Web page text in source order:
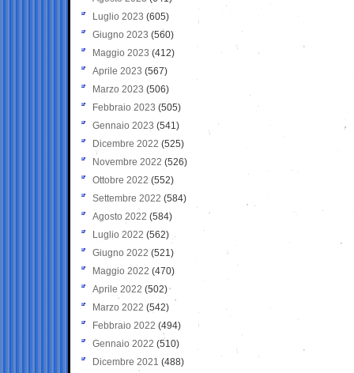
Luglio 2023 (605)
Giugno 2023 (560)
Maggio 2023 (412)
Aprile 2023 (567)
Marzo 2023 (506)
Febbraio 2023 (505)
Gennaio 2023 (541)
Dicembre 2022 (525)
Novembre 2022 (526)
Ottobre 2022 (552)
Settembre 2022 (584)
Agosto 2022 (584)
Luglio 2022 (562)
Giugno 2022 (521)
Maggio 2022 (470)
Aprile 2022 (502)
Marzo 2022 (542)
Febbraio 2022 (494)
Gennaio 2022 (510)
Dicembre 2021 (488)